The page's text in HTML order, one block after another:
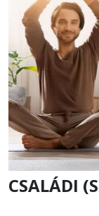
CSALÁDI